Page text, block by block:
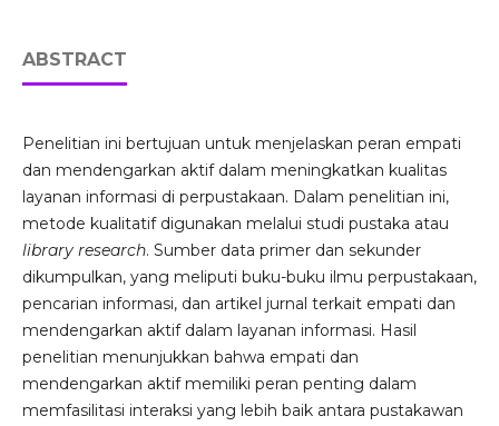
ABSTRACT
Penelitian ini bertujuan untuk menjelaskan peran empati
dan mendengarkan aktif dalam meningkatkan kualitas
layanan informasi di perpustakaan. Dalam penelitian ini,
metode kualitatif digunakan melalui studi pustaka atau
library research. Sumber data primer dan sekunder
dikumpulkan, yang meliputi buku-buku ilmu perpustakaan,
pencarian informasi, dan artikel jurnal terkait empati dan
mendengarkan aktif dalam layanan informasi. Hasil
penelitian menunjukkan bahwa empati dan
mendengarkan aktif memiliki peran penting dalam
memfasilitasi interaksi yang lebih baik antara pustakawan